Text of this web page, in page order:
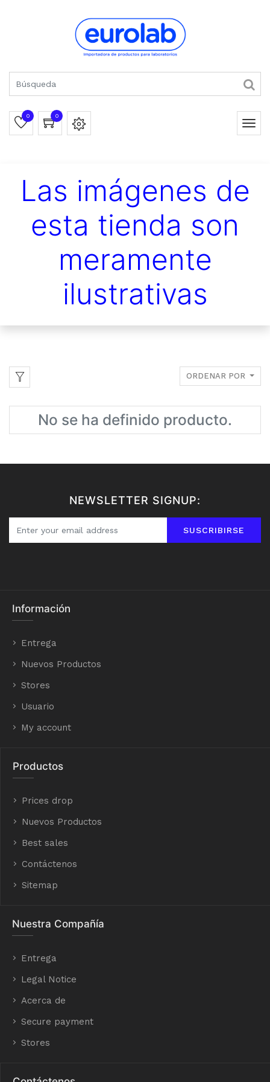
0 0
Las imágenes de
esta tienda son
meramente
ilustrativas
ORDENAR POR
No se ha definido producto.
NEWSLETTER SIGNUP:
SUSCRIBIRSE
Información
Entrega
Nuevos Productos
Stores
Usuario
My account
Productos
Prices drop
Nuevos Productos
Best sales
Contáctenos
Sitemap
Nuestra Compañía
Entrega
Legal Notice
Acerca de
Secure payment
Stores